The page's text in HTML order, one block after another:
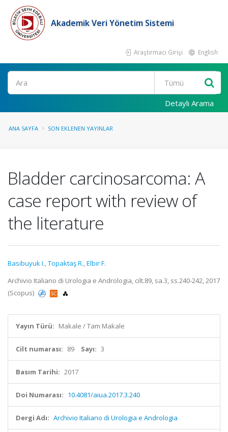
Akademik Veri Yönetim Sistemi
Araştırmacı Girişi English
Ara
Detaylı Arama
ANA SAYFA SON EKLENEN YAYINLAR
Bladder carcinosarcoma: A
case report with review of
the literature
Basibuyuk I.,Topaktaş R.,Elbir F.
Archivio Italiano di Urologia e Andrologia, cilt.89, sa.3, ss.240-242, 2017
(Scopus)
Yayın Türü: Makale / Tam Makale
Cilt numarası: 89 Sayı: 3
Basım Tarihi: 2017
Doi Numarası: 10.4081/aiua.2017.3.240
Dergi Adı: Archivio Italiano di Urologia e Andrologia